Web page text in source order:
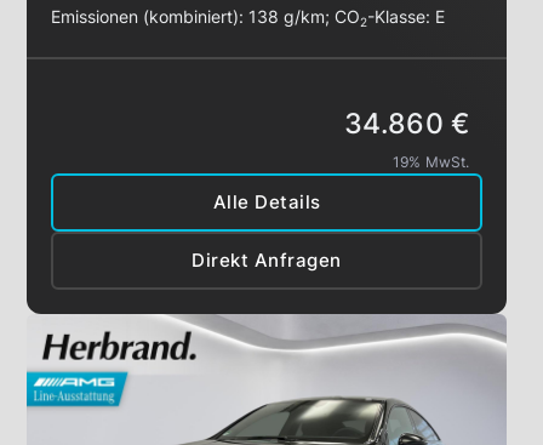
Emissionen (kombiniert): 138 g/km;CO2-Klasse: E
Alle Details
Direkt Anfragen
34.860 €
19% MwSt.